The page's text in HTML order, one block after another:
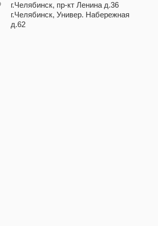
г.Челябинск, пр-кт Ленина д.36
г.Челябинск, Универ. Набережная
д.62